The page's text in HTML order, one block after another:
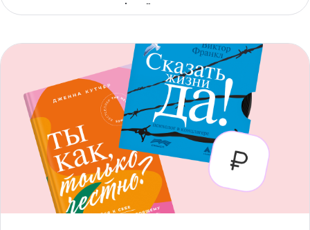
с доступом офлайн